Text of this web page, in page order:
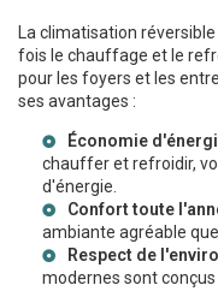
La climatisation
fois le chauffage et le
pour les foyers et les
ses avantages :
Économie
chauffer et refroidir,
d'énergie.
Confort toute
ambiante agréable
Respect de
modernes sont